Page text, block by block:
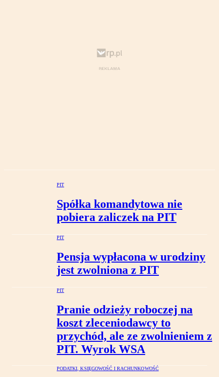
PIT
Spółka komandytowa nie
pobiera zaliczek na PIT
PIT
Pensja wypłacona w urodziny
jest zwolniona z PIT
PIT
Pranie odzieży roboczej na
koszt zleceniodawcy to
przychód, ale ze zwolnieniem z
PIT. Wyrok WSA
PODATKI, KSIĘGOWOŚĆ I RACHUNKOWOŚĆ